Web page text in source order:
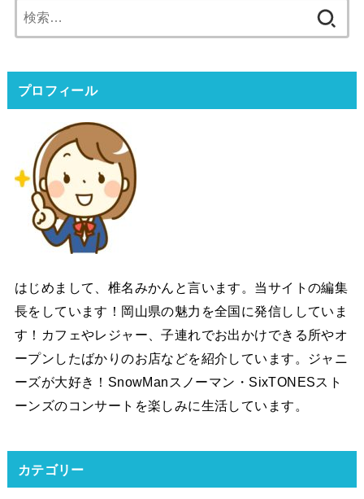
索:
プロフィール
はじめまして、椎名みかんと言います。当サイトの編集
長をしています！岡山県の魅力を全国に発信ししていま
す！カフェやレジャー、子連れでお出かけできる所やオ
ープンしたばかりのお店などを紹介しています。ジャニ
ーズが大好き！SnowManスノーマン・SixTONESスト
ーンズのコンサートを楽しみに生活しています。
カテゴリー